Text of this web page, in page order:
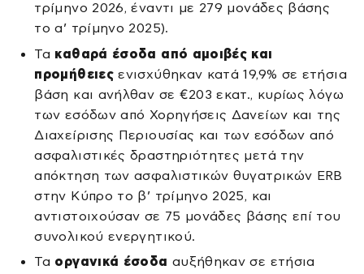
τρίμηνο 2026, έναντι με 279 μονάδες βάσης
το α’ τρίμηνο 2025).
Τα καθαρά έσοδα από αμοιβές και
προμήθειες ενισχύθηκαν κατά 19,9% σε ετήσια
βάση και ανήλθαν σε €203 εκατ., κυρίως λόγω
των εσόδων από Χορηγήσεις Δανείων και της
Διαχείρισης Περιουσίας και των εσόδων από
ασφαλιστικές δραστηριότητες μετά την
απόκτηση των ασφαλιστικών θυγατρικών ERB
στην Κύπρο το β’ τρίμηνο 2025, και
αντιστοιχούσαν σε 75 μονάδες βάσης επί του
συνολικού ενεργητικού.
Τα οργανικά έσοδα αυξήθηκαν σε ετήσια